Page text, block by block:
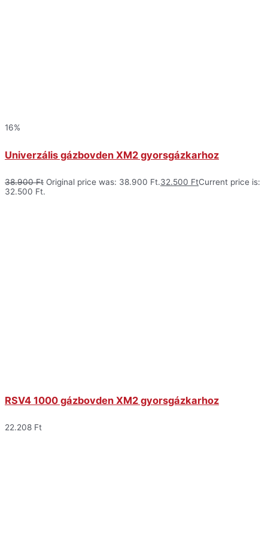
16%
Univerzális gázbovden XM2 gyorsgázkarhoz
38.900Ft Original price was: 38.900 Ft.32.500 FtCurrent price is:
32.500 Ft.
RSV4 1000 gázbovden XM2 gyorsgázkarhoz
22.208 Ft